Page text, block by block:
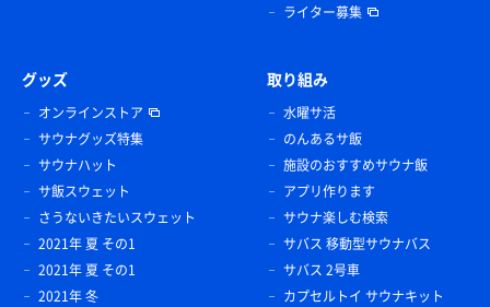
ライター募集
グッズ
オンラインストア
サウナグッズ特集
サウナハット
サ飯スウェット
さうないきたいスウェット
2021年 夏 その1
2021年 夏 その1
2021年 冬
取り組み
水曜サ活
のんあるサ飯
施設のおすすめサウナ飯
アプリ作ります
サウナ楽しむ検索
サバス 移動型サウナバス
サバス 2号車
カプセルトイ サウナキット